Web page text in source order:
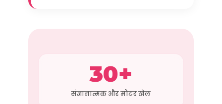
30+
संज्ञानात्मक और मोटर खेल